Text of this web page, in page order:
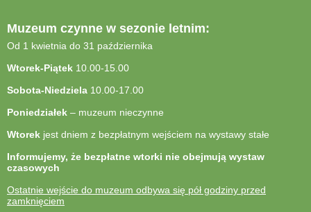
Muzeum czynne w sezonie letnim:
Od 1 kwietnia do 31 października
Wtorek-Piątek 10.00-15.00
Sobota-Niedziela 10.00-17.00
Poniedziałek – muzeum nieczynne
Wtorek jest dniem z bezpłatnym wejściem na wystawy stałe
Informujemy, że bezpłatne wtorki nie obejmują wystaw
czasowych
Ostatnie wejście do muzeum odbywa się pół godziny przed
zamknięciem